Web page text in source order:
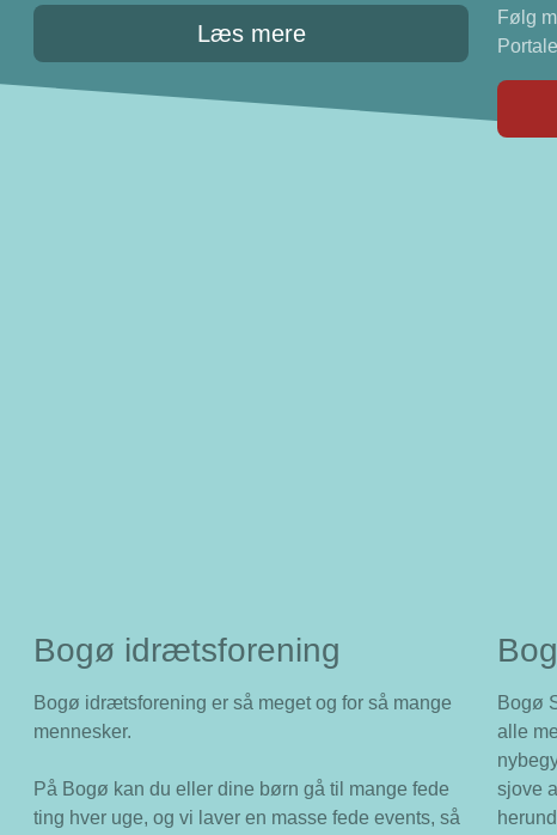
Læs mere
Følg
Bogø idrætsforening
Bogø idrætsforening er så meget og for så mange
mennesker.
På Bogø kan du eller dine børn gå til mange fede
ting hver uge, og vi laver en masse fede events, så
Bogø
alle
sjove